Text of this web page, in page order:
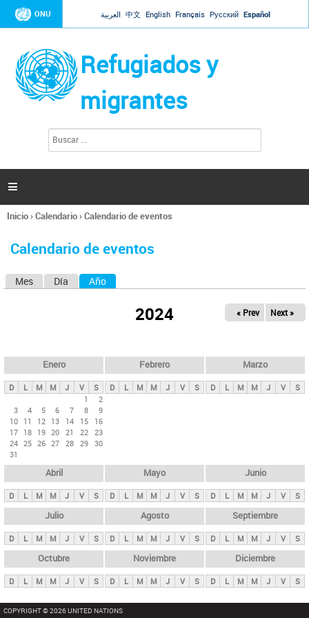
Jump to navigation
ONU العربية 中文 English Français Русский Español
Refugiados y
migrantes
l
d
s

Se
usted
Inicio›Calendario›Calendario de eventos
Calendario de eventos
s
p
n
c
i
p
l
e
s
Mes Día Año
2024 « Prev Next »
Enero
D L M M J V
S
1
2
3
4 5 6 7 8
9
10 11 12 13 14 15
16
17 18 19 20 21 22 23
24 25 26 27 28 29 30
31
Febrero
D L M M J V S
Marzo
D L M M J V S
Abril
D L M M J V S
Mayo
D L M M J V S
Junio
D L M M J V S
Julio
D L M M J V S
Agosto
D L M M J V S
Septiembre
D L M M J V S
Octubre
D L M M J V S
Noviembre
D L M M J V S
Diciembre
D L M M J V S
COPYRIGHT © 2026 UNITED NATIONS